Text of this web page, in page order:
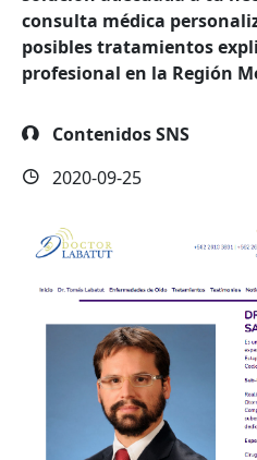
consulta médica
posibles tratamientos
profesional en la Región
Contenidos SNS
2020-09-25